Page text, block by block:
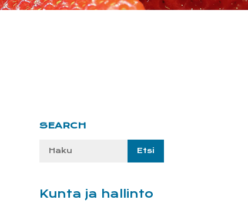
Ensisijainen
SEARCH
Etsi
Kunta ja hallinto